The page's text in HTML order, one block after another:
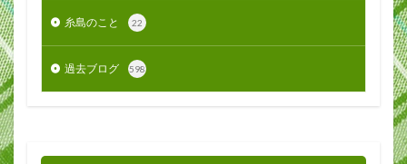
糸島のこと 22
過去ブログ 598